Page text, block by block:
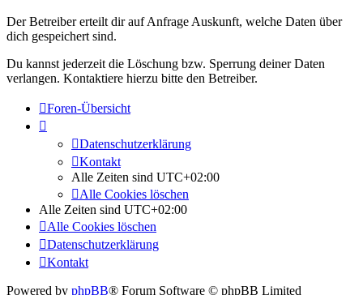
Der Betreiber erteilt dir auf Anfrage Auskunft, welche Daten über
dich gespeichert sind.
Du kannst jederzeit die Löschung bzw. Sperrung deiner Daten
verlangen. Kontaktiere hierzu bitte den Betreiber.
Foren-Übersicht
Datenschutzerklärung
Kontakt
Alle Zeiten sind UTC+02:00
Alle Cookies löschen
Alle Zeiten sind UTC+02:00
Alle Cookies löschen
Datenschutzerklärung
Kontakt
Powered by phpBB® Forum Software © phpBB Limited